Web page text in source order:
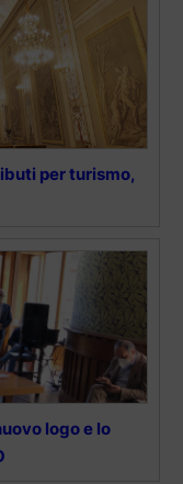
per turismo,
logo e lo